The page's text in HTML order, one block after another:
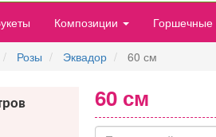
Композиции Горшечные
Розы Эквадор 60 см
60 см